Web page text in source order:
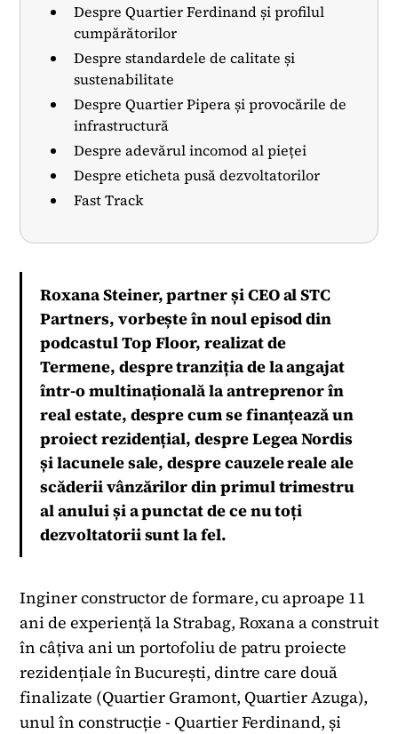
Despre Quartier Ferdinand și profilul
cumpărătorilor
Despre standardele de calitate și
sustenabilitate
Despre Quartier Pipera și provocările de
infrastructură
Despre adevărul incomod al pieței
Despre eticheta pusă dezvoltatorilor
Fast Track
Roxana Steiner, partner și CEO al STC
Partners, vorbește în noul episod din
podcastul Top Floor, realizat de
Termene, despre tranziția de la angajat
într-o multinațională la antreprenor în
real estate, despre cum se finanțează un
proiect rezidențial, despre Legea Nordis
și lacunele sale, despre cauzele reale ale
scăderii vânzărilor din primul trimestru
al anului și a punctat de ce nu toți
dezvoltatorii sunt la fel.
Inginer constructor de formare, cu aproape 11
ani de experiență la Strabag, Roxana a construit
în câțiva ani un portofoliu de patru proiecte
rezidențiale în București, dintre care două
finalizate (Quartier Gramont, Quartier Azuga),
unul în construcție - Quartier Ferdinand, și